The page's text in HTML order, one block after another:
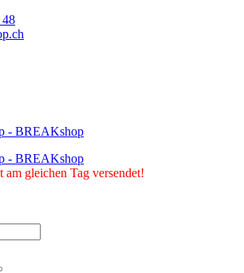
48
gleichen Tag versendet!